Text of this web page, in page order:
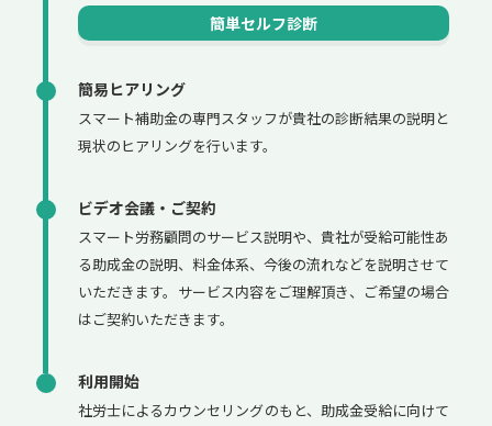
簡単セルフ診断
簡易ヒアリング
スマート補助金の専門スタッフが貴社の診断結果の説明と
現状のヒアリングを行います。
ビデオ会議・ご契約
スマート労務顧問のサービス説明や、貴社が受給可能性あ
る助成金の説明、料金体系、今後の流れなどを説明させて
いただきます。サービス内容をご理解頂き、ご希望の場合
はご契約いただきます。
利用開始
社労士によるカウンセリングのもと、助成金受給に向けて